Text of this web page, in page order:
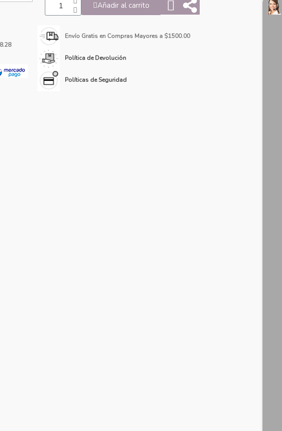
Añadir al carrito
Envío Gratis en Compras Mayores a $1500.00
Política de Devolución
Políticas de Seguridad